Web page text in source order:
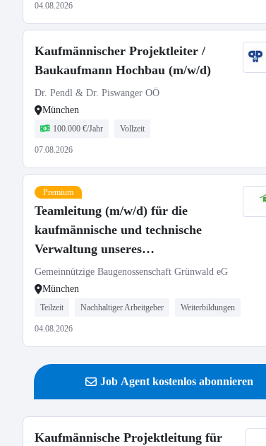
04.08.2026
Kaufmännischer Projektleiter /
Baukaufmann Hochbau (m/w/d)
Dr. Pendl & Dr. Piswanger OÖ
München
100.000 €/Jahr Vollzeit
07.08.2026
Premium
Teamleitung (m/w/d) für die
kaufmännische und technische
Verwaltung unseres
Wohnungsbestands
Gemeinnützige Baugenossenschaft Grünwald eG
München
Teilzeit Nachhaltiger Arbeitgeber Weiterbildungen
04.08.2026
Job Agent kostenlos abonnieren
Kaufmännische Projektleitung für